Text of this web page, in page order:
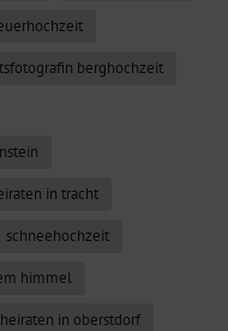
berghochzeit
in tracht
schneehochzeit
himmel
heiraten in oberstdorf